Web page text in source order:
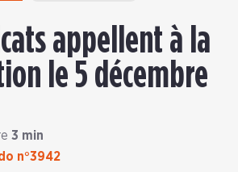
appellent à la
le 5 décembre
3 min
n°3942